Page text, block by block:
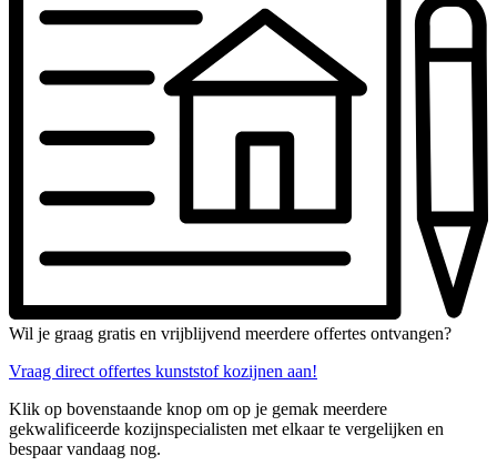
Wil je graag gratis en vrijblijvend meerdere offertes ontvangen?
Vraag direct offertes kunststof kozijnen aan!
Klik op bovenstaande knop om op je gemak meerdere
gekwalificeerde kozijnspecialisten met elkaar te vergelijken en
bespaar vandaag nog.